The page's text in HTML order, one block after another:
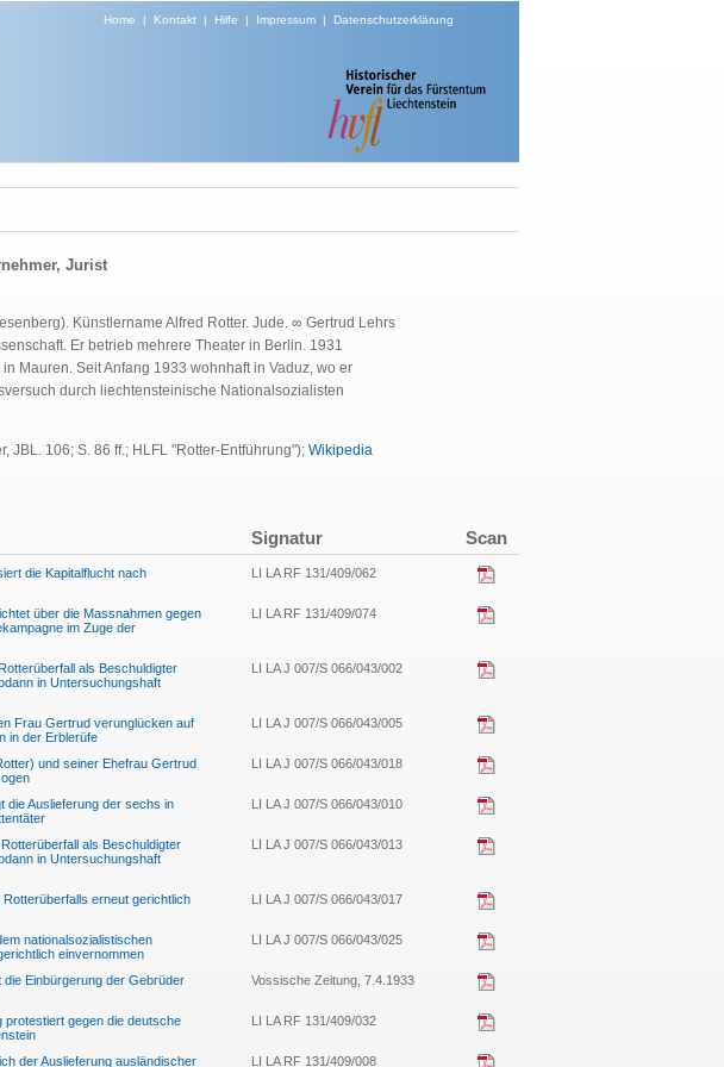
Home | Kontakt| Hilfe | Impressum| Datenschutzerklärung
Jurist
Künstlername Alfred Rotter. Jude. ∞ Gertrud Lehrs
Er betrieb mehrere Theater in Berlin. 1931
Mauren. Seit Anfang 1933 wohnhaft in Vaduz, wo er
durch liechtensteinische Nationalsozialisten
JBL. 106; S. 86 ff.; HLFL "Rotter-Entführung"); Wikipedia
Signatur Scan
die Kapitalflucht nach
LI LA RF 131/409/062
über die Massnahmen gegen
im Zuge der
LI LA RF 131/409/074
als Beschuldigter
in Untersuchungshaft
LI LA J 007/S 066/043/002
Frau Gertrud verunglücken auf
in der Erblerüfe
LI LA J 007/S 066/043/005
und seiner Ehefrau Gertrud
LI LA J 007/S 066/043/018
die Auslieferung der sechs in
LI LA J 007/S 066/043/010
als Beschuldigter
in Untersuchungshaft
LI LA J 007/S 066/043/013
erneut gerichtlich
LI LA J 007/S 066/043/017
nationalsozialistischen
einvernommen
LI LA J 007/S 066/043/025
Einbürgerung der Gebrüder
Vossische Zeitung, 7.4.1933
protestiert gegen die deutsche
LI LA RF 131/409/032
der Auslieferung ausländischer LI LA RF 131/409/008